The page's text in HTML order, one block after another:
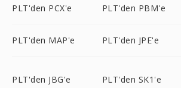
PLT'den PCX'e PLT'den PBM'e
PLT'den MAP'e PLT'den JPE'e
PLT'den JBG'e PLT'den SK1'e